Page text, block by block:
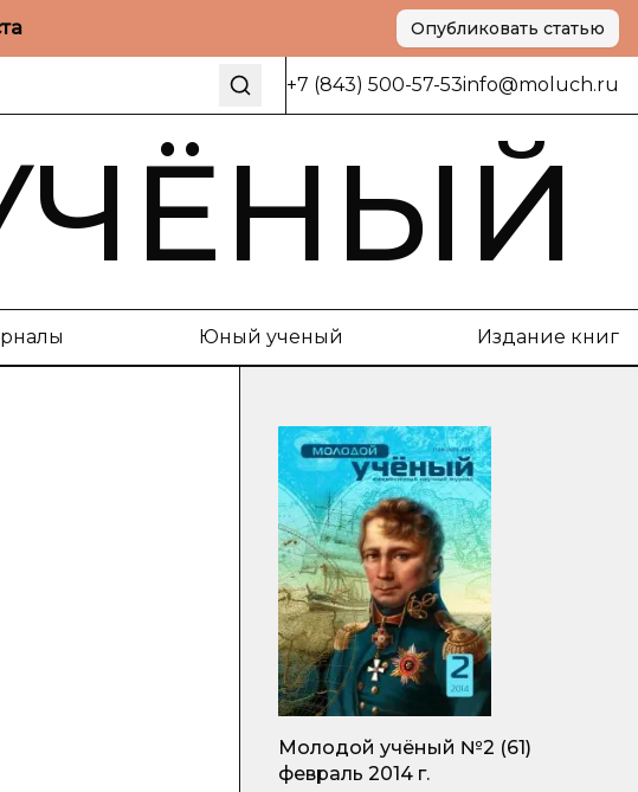
Опубликовать статью
+7 (843) 500-57-53info@moluch.ru
Юный ученый Издание книг
Молодой учёный №2 (61)
февраль 2014 г.